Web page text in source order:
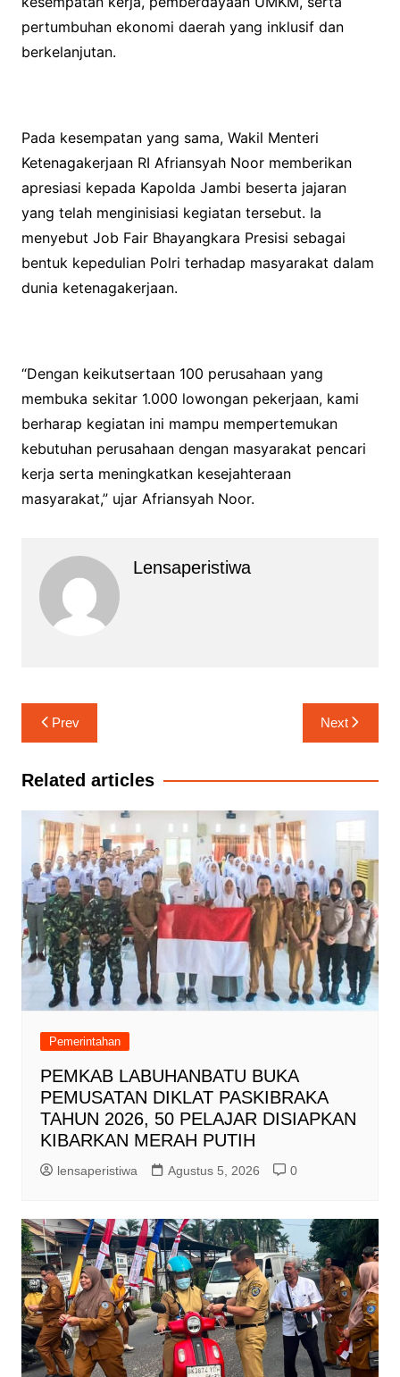
pertumbuhan ekonomi daerah yang inklusif dan
berkelanjutan.
Pada kesempatan yang sama, Wakil Menteri
Ketenagakerjaan RI Afriansyah Noor memberikan
apresiasi kepada Kapolda Jambi beserta jajaran
yang telah menginisiasi kegiatan tersebut. Ia
menyebut Job Fair Bhayangkara Presisi sebagai
bentuk kepedulian Polri terhadap masyarakat dalam
dunia ketenagakerjaan.
“Dengan keikutsertaan 100 perusahaan yang
membuka sekitar 1.000 lowongan pekerjaan, kami
berharap kegiatan ini mampu mempertemukan
kebutuhan perusahaan dengan masyarakat pencari
kerja serta meningkatkan kesejahteraan
masyarakat,” ujar Afriansyah Noor.
Lensaperistiwa
Navigasi
pos
Prev Next
Related articles
Pemerintahan
PEMKAB LABUHANBATU BUKA
PEMUSATAN DIKLAT PASKIBRAKA
TAHUN 2026, 50 PELAJAR DISIAPKAN
KIBARKAN MERAH PUTIH
lensaperistiwa Agustus 5, 2026 0